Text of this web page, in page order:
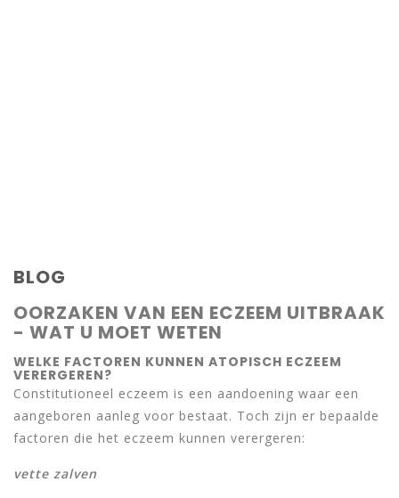
BLOG
OORZAKEN VAN EEN ECZEEM UITBRAAK
- WAT U MOET WETEN
WELKE FACTOREN KUNNEN ATOPISCH ECZEEM
VERERGEREN?
Constitutioneel eczeem is een aandoening waar een
aangeboren aanleg voor bestaat. Toch zijn er bepaalde
factoren die het eczeem kunnen verergeren:
vette zalven